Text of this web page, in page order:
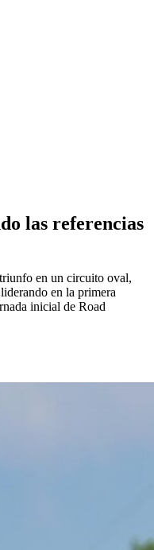
las referencias
en un circuito oval,
en la primera
inicial de Road